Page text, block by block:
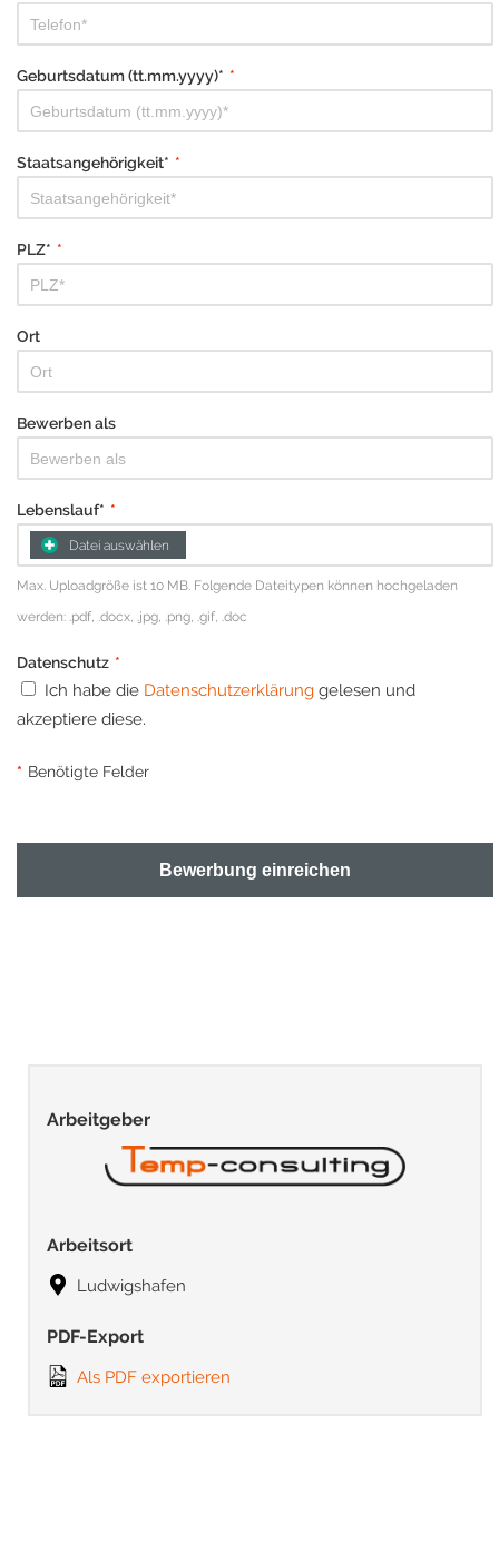
Geburtsdatum (tt.mm.yyyy)* *
Staatsangehörigkeit* *
PLZ* *
Ort
Bewerben als
Lebenslauf* *
Datei auswählen
Max. Uploadgröße ist 10 MB. Folgende Dateitypen können hochgeladen
werden: .pdf, .docx, .jpg, .png, .gif, .doc
Datenschutz *
Ich habe die Datenschutzerklärung gelesen und
akzeptiere diese.
* Benötigte Felder
Bewerbung einreichen
Arbeitgeber
Arbeitsort
Ludwigshafen
PDF-Export
Als PDF exportieren